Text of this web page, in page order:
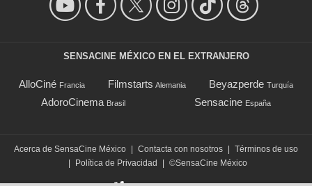
SENSACINE MÉXICO EN EL EXTRANJERO
AlloCiné Francia Filmstarts Alemania Beyazperde Turquía
AdoroCinema Brasil Sensacine España
Acerca de SensaCine México | Contacta con nosotros | Términos de uso
|
Política de Privacidad | ©SensaCine México